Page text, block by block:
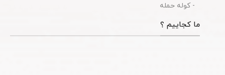
- کوله حمله
ما کجاییم ؟